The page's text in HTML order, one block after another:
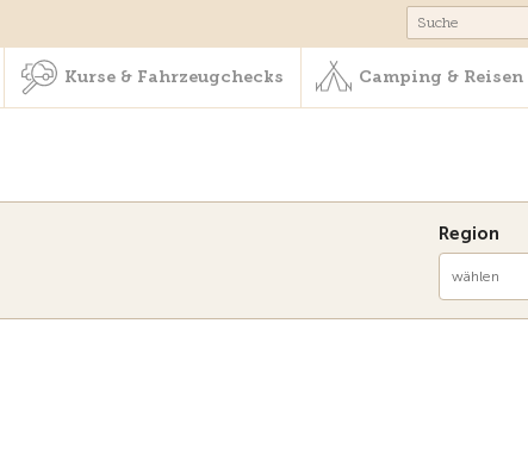
Camping & Reisen
Kurse & Fahrzeugchecks Camping & Reisen
Region
wählen